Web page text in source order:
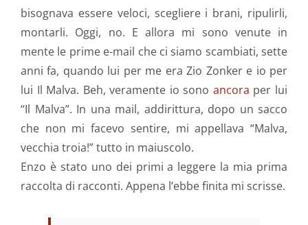
bisognava essere veloci, scegliere i brani, ripulirli,
montarli. Oggi, no. E allora mi sono venute in
mente le prime e-mail che ci siamo scambiati, sette
anni fa, quando lui per me era Zio Zonker e io per
lui Il Malva. Beh, veramente io sono ancora per lui
“Il Malva”. In una mail, addirittura, dopo un sacco
che non mi facevo sentire, mi appellava “Malva,
vecchia troia!” tutto in maiuscolo.
Enzo è stato uno dei primi a leggere la mia prima
raccolta di racconti. Appena l’ebbe finita mi scrisse.